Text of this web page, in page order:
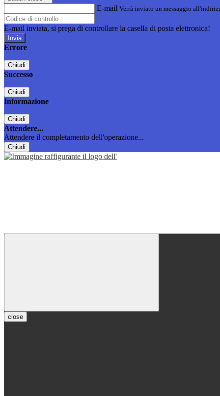
E-mail Verrà inviato un messaggio
E-mail inviata, si prega di controllare la casella di posta elettronica!
Errore
Chiudi
Successo
Chiudi
Informazione
Chiudi
Attendere...
Attendere il completamento dell'operazione...
Chiudi
close